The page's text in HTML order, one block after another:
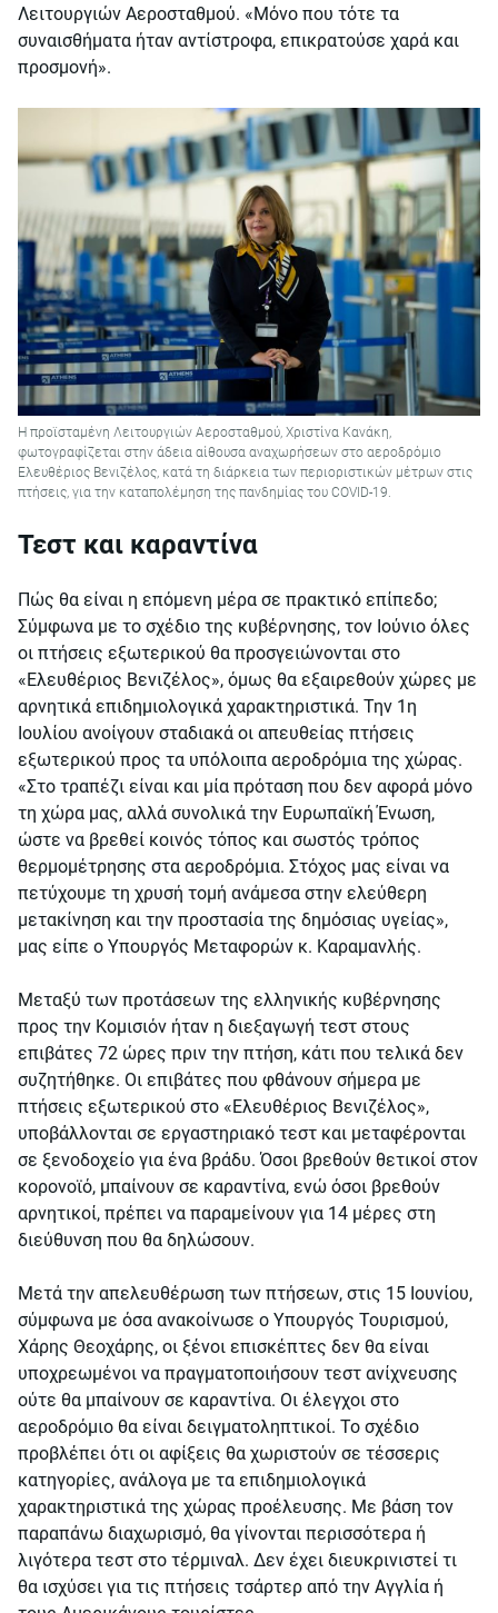
Λειτουργιών Αεροσταθμού. «Μόνο που τότε τα
συναισθήματα ήταν αντίστροφα, επικρατούσε χαρά και
προσμονή».
Η προϊσταμένη Λειτουργιών Αεροσταθμού, Χριστίνα Κανάκη,
φωτογραφίζεται στην άδεια αίθουσα αναχωρήσεων στο αεροδρόμιο
Ελευθέριος Βενιζέλος, κατά τη διάρκεια των περιοριστικών μέτρων στις
πτήσεις, για την καταπολέμηση της πανδημίας του COVID-19.
Τεστ και καραντίνα
Πώς θα είναι η επόμενη μέρα σε πρακτικό επίπεδο;
Σύμφωνα με το σχέδιο της κυβέρνησης, τον Ιούνιο όλες
οι πτήσεις εξωτερικού θα προσγειώνονται στο
«Ελευθέριος Βενιζέλος», όμως θα εξαιρεθούν χώρες με
αρνητικά επιδημιολογικά χαρακτηριστικά. Την 1η
Ιουλίου ανοίγουν σταδιακά οι απευθείας πτήσεις
εξωτερικού προς τα υπόλοιπα αεροδρόμια της χώρας.
«Στο τραπέζι είναι και μία πρόταση που δεν αφορά μόνο
τη χώρα μας, αλλά συνολικά την Ευρωπαϊκή Ένωση,
ώστε να βρεθεί κοινός τόπος και σωστός τρόπος
θερμομέτρησης στα αεροδρόμια. Στόχος μας είναι να
πετύχουμε τη χρυσή τομή ανάμεσα στην ελεύθερη
μετακίνηση και την προστασία της δημόσιας υγείας»,
μας είπε ο Υπουργός Μεταφορών κ. Καραμανλής.
Μεταξύ των προτάσεων της ελληνικής κυβέρνησης
προς την Κομισιόν ήταν η διεξαγωγή τεστ στους
επιβάτες 72 ώρες πριν την πτήση, κάτι που τελικά δεν
συζητήθηκε. Οι επιβάτες που φθάνουν σήμερα με
πτήσεις εξωτερικού στο «Ελευθέριος Βενιζέλος»,
υποβάλλονται σε εργαστηριακό τεστ και μεταφέρονται
σε ξενοδοχείο για ένα βράδυ. Όσοι βρεθούν θετικοί στον
κορονοϊό, μπαίνουν σε καραντίνα, ενώ όσοι βρεθούν
αρνητικοί, πρέπει να παραμείνουν για 14 μέρες στη
διεύθυνση που θα δηλώσουν.
Μετά την απελευθέρωση των πτήσεων, στις 15 Ιουνίου,
σύμφωνα με όσα ανακοίνωσε ο Υπουργός Τουρισμού,
Χάρης Θεοχάρης, οι ξένοι επισκέπτες δεν θα είναι
υποχρεωμένοι να πραγματοποιήσουν τεστ ανίχνευσης
ούτε θα μπαίνουν σε καραντίνα. Οι έλεγχοι στο
αεροδρόμιο θα είναι δειγματοληπτικοί. Το σχέδιο
προβλέπει ότι οι αφίξεις θα χωριστούν σε τέσσερις
κατηγορίες, ανάλογα με τα επιδημιολογικά
χαρακτηριστικά της χώρας προέλευσης. Με βάση τον
παραπάνω διαχωρισμό, θα γίνονται περισσότερα ή
λιγότερα τεστ στο τέρμιναλ. Δεν έχει διευκρινιστεί τι
θα ισχύσει για τις πτήσεις τσάρτερ από την Αγγλία ή